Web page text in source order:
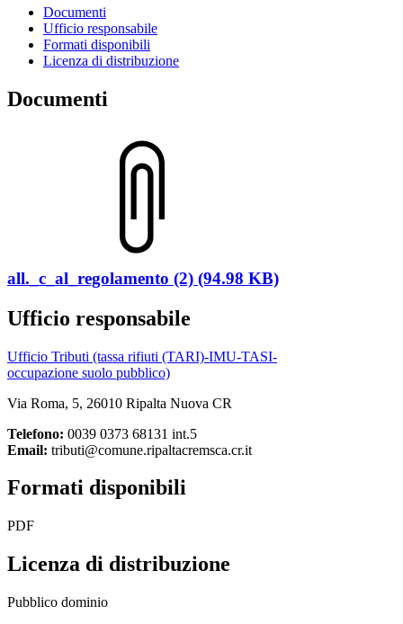
Documenti
Ufficio responsabile
Formati disponibili
Licenza di distribuzione
Documenti
all._c_al_regolamento (2) (94.98 KB)
Ufficio responsabile
Ufficio Tributi (tassa rifiuti (TARI)-IMU-TASI-
occupazione suolo pubblico)
Via Roma, 5, 26010 Ripalta Nuova CR
Telefono: 0039 0373 68131 int.5
Email: tributi@comune.ripaltacremsca.cr.it
Formati disponibili
PDF
Licenza di distribuzione
Pubblico dominio